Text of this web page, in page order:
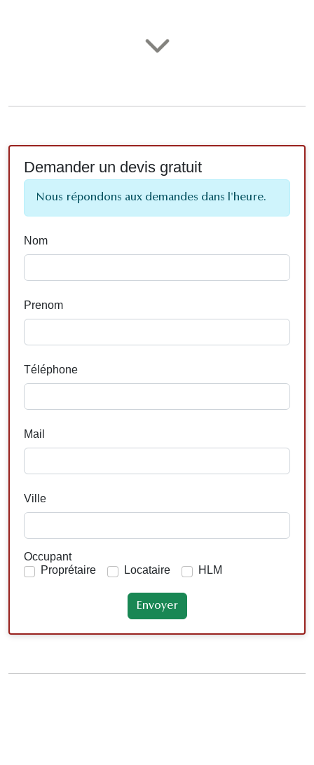
Demander un devis gratuit
Nous répondons aux demandes dans l'heure.
Nom
Prenom
Téléphone
Mail
Ville
Occupant
Proprétaire
Locataire HLM